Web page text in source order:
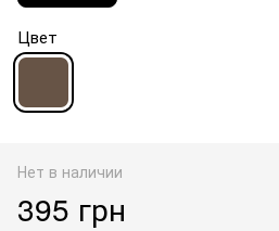
Цвет
Нет в наличии
395 грн